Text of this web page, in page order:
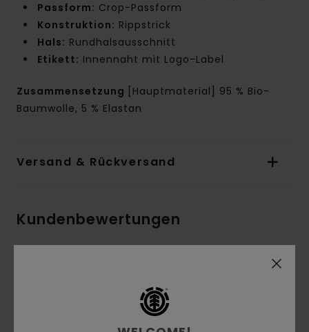
Passform: Crop-Passform
Konstruktion: Rippstrick
Hals: Rundhalsausschnitt
Etikett: Innennaht mit Logo-Label
Zusammensetzung
[Hauptmaterial] 95 % Bio-
Baumwolle, 5 % Elastan
Versand & Rückversand
Kundenbewertungen
5.0